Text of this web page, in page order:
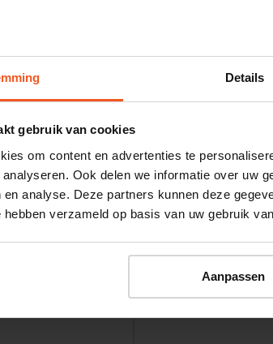
Details
gebruik van cookies
om content en advertenties te
Ook delen we informatie over uw
en analyse. Deze partners kunnen deze
verzameld op basis van uw gebruik
Aanpassen
gratis
BTW
Gewenste
mm
Materiaalkosten
Alle bedragen zijn excl.